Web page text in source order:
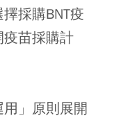
採購BNT疫
苗採購計
」原則展開